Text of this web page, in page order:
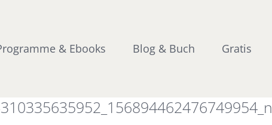
& Ebooks Blog & Buch Gratis